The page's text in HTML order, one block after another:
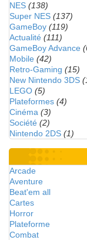
NES (138)
Super NES (137)
GameBoy (119)
Actualité (111)
GameBoy Advance
Mobile (42)
Retro-Gaming (15)
New Nintendo 3DS
LEGO (5)
Plateformes (4)
Cinéma (3)
Société (2)
Nintendo 2DS (1)
Arcade
Aventure
Beat'em all
Cartes
Horror
Plateforme
Combat